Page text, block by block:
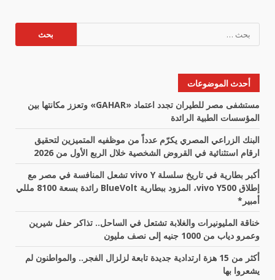
عن:
أحدث الموضوعات
مستشفى مصر للطيران تجدد اعتماد «GAHAR» وتعزز مكانتها بين
المؤسسات الطبية الرائدة
البنك الزراعي المصري يكرّم عدداً من موظفيه المتميزين لتحقيق
ارقام استثنائية في القروض الشخصية خلال الربع الأول من 2026
أكبر بطارية في تاريخ سلسلة vivo Y تشعل المنافسة في مصر مع
إطلاق vivo Y500، المزود ببطارية BlueVolt رائدة بسعة 8100 مللي
أمبير*
خناقة المليونيرات والغلابة تشتعل في الساحل.. تذاكر حفل شيرين
وعمرو دياب من 1000 جنيه إلى نصف مليون
أكثر من 15 هزة ارتدادية جديدة تابعة لزلزال الفجر.. والمواطنون لم
يشعروا بها